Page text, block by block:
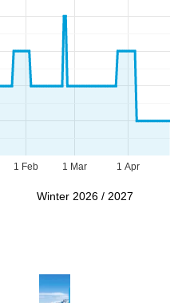
1 Feb 1 Mar 1 Apr
Winter 2026 / 2027